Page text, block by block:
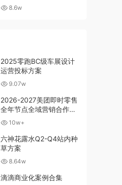
8.6w
2025零跑BC级车展设计
运营投标方案
9.07w
2026-2027美团即时零售
全年节点全域营销合作方
案 10w+
六神花露水Q2-Q4站内种
草方案
8.64w
滴滴商业化案例合集